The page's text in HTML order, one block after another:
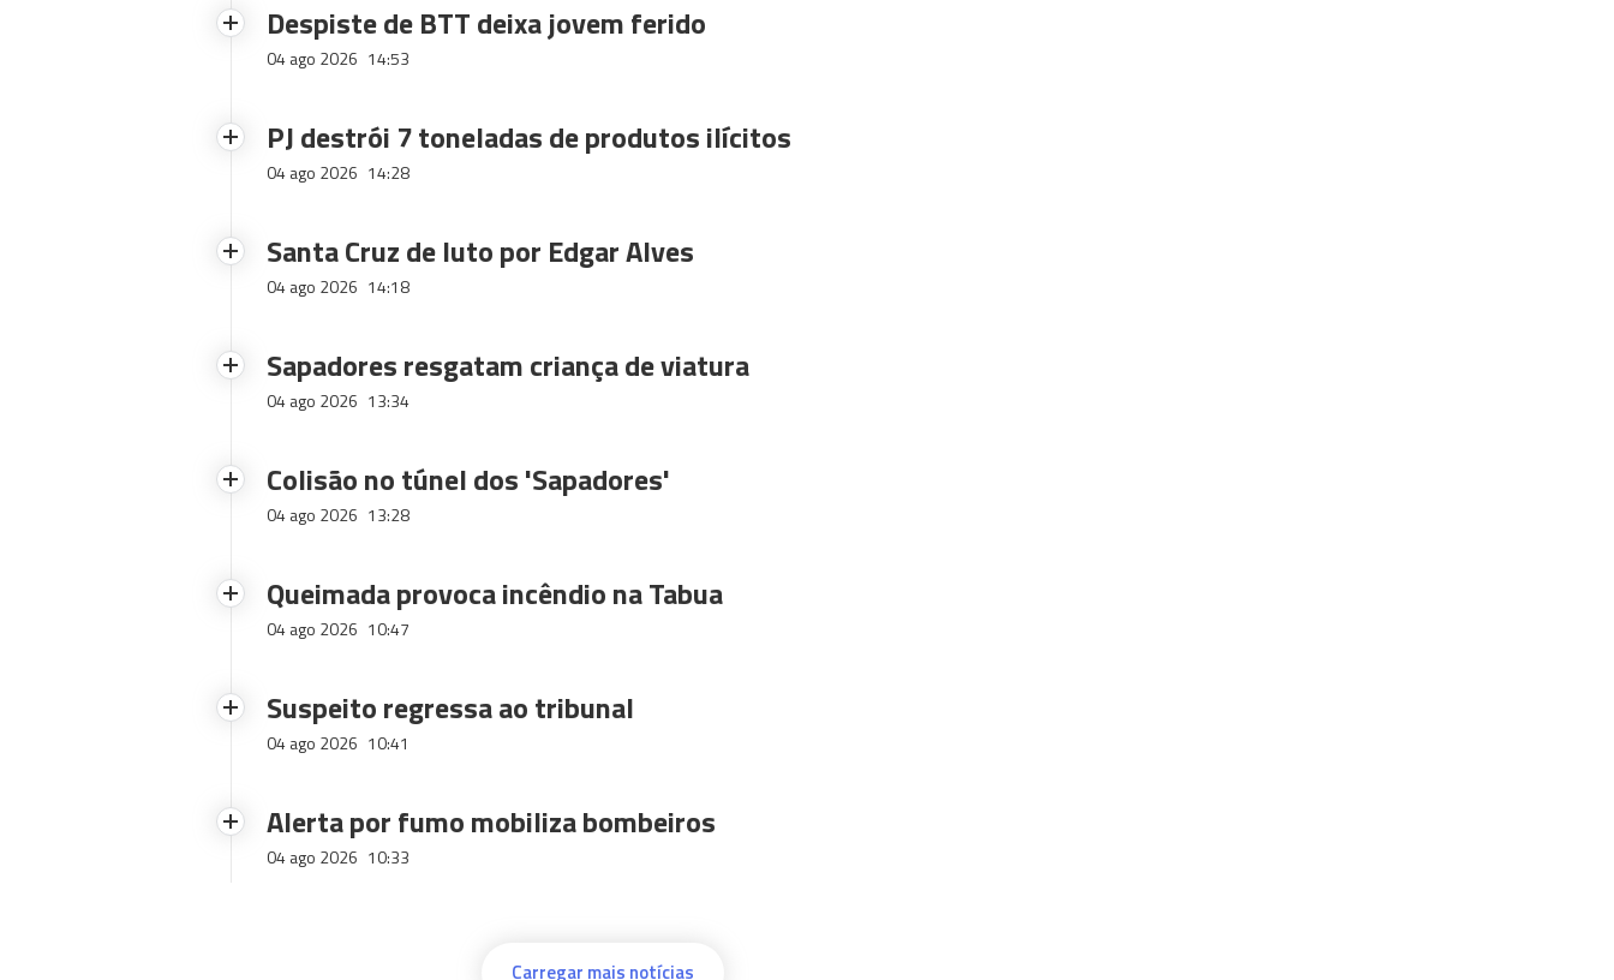
Despiste de BTT deixa jovem ferido
04 ago 2026 14:53
PJ destrói 7 toneladas de produtos ilícitos
04 ago 2026 14:28
Santa Cruz de luto por Edgar Alves
04 ago 2026 14:18
Sapadores resgatam criança de viatura
04 ago 2026 13:34
Colisão no túnel dos 'Sapadores'
04 ago 2026 13:28
Queimada provoca incêndio na Tabua
04 ago 2026 10:47
Suspeito regressa ao tribunal
04 ago 2026 10:41
Alerta por fumo mobiliza bombeiros
04 ago 2026 10:33
Carregar mais notícias